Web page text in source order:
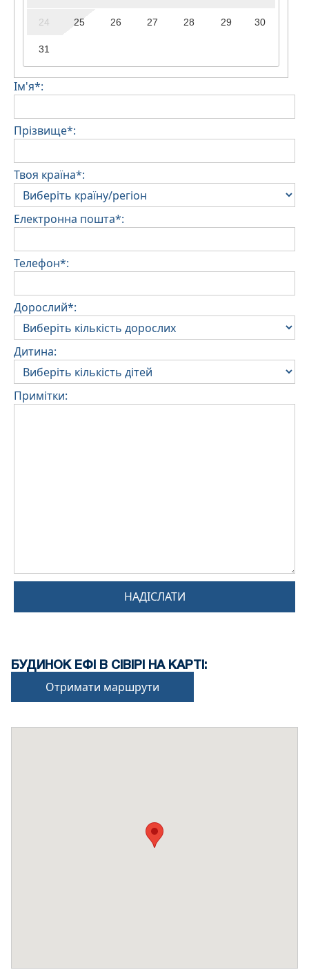
24 25 26 27 28 29 30
31
Ім'я*:
Прізвище*:
Твоя країна*:
Електронна пошта*:
Телефон*:
Дорослий*:
Дитина:
Примітки:
НАДІСЛАТИ
БУДИНОК ЕФІ В СІВІРІ НА КАРТІ:
Отримати маршрути